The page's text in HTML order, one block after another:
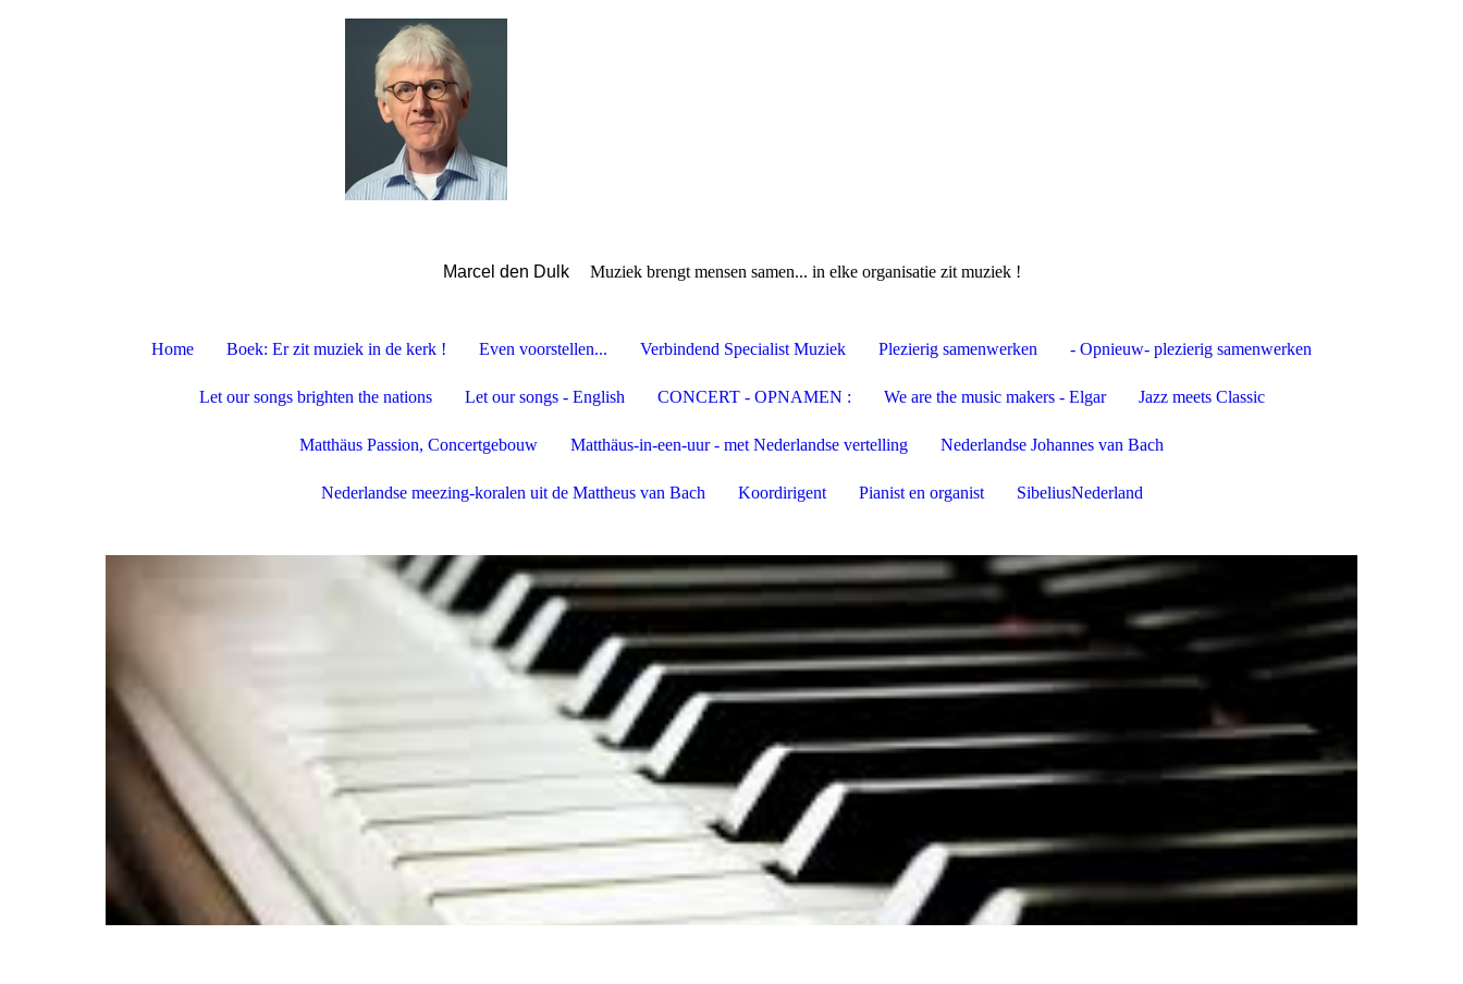
Marcel den Dulk Muziek brengt mensen samen... in elke organisatie zit muziek !
Home Boek: Er zit muziek in de kerk ! Even voorstellen... Verbindend Specialist Muziek Plezierig samenwerken - Opnieuw- plezierig samenwerken
Let our songs brighten the nations Let our songs - English CONCERT - OPNAMEN : We are the music makers - Elgar Jazz meets Classic
Matthäus Passion, Concertgebouw Matthäus-in-een-uur - met Nederlandse vertelling Nederlandse Johannes van Bach
Nederlandse meezing-koralen uit de Mattheus van Bach Koordirigent Pianist en organist SibeliusNederland